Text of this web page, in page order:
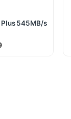
Plus 545MB/s